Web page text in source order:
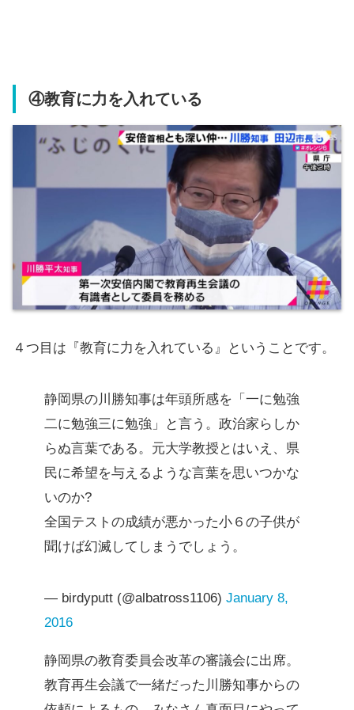
④教育に力を入れている
４つ目は『教育に力を入れている』ということです。
静岡県の川勝知事は年頭所感を「一に勉強
二に勉強三に勉強」と言う。政治家らしか
らぬ言葉である。元大学教授とはいえ、県
民に希望を与えるような言葉を思いつかな
いのか?
全国テストの成績が悪かった小６の子供が
聞けば幻滅してしまうでしょう。
— birdyputt (@albatross1106) January 8,
2016
静岡県の教育委員会改革の審議会に出席。
教育再生会議で一緒だった川勝知事からの